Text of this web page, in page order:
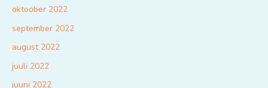
oktoober 2022
september 2022
august 2022
juuli 2022
juuni 2022